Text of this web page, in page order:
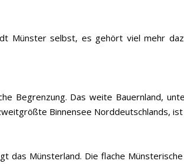
Münster selbst, es gehört viel mehr
Begrenzung. Das weite Bauernland,
Binnensee Norddeutschlands,
Münsterland. Die flache